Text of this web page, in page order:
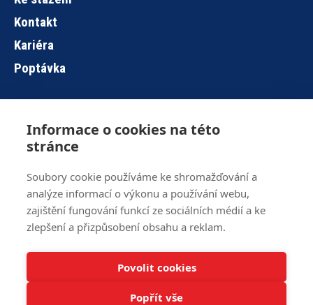
Informace o cookies na této
stránce
Soubory cookie používáme ke shromažďování a
analýze informací o výkonu a používání webu,
zajištění fungování funkcí ze sociálních médií a ke
zlepšení a přizpůsobení obsahu a reklam.
Povolit cookies
Popřít vše
Kontakt
Kariéra
Poptávka
Hlavní
Brno
+420 515 919 840
Jihlava +420 567 586 104
info@z-ware.cz
Veškerá práva vyhrazena © 2016 – 2024 Z-WARE